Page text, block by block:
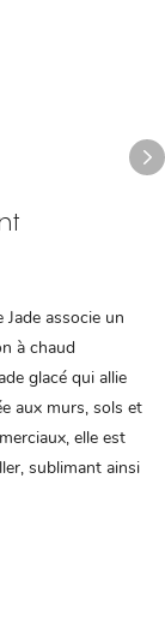
associe un
à chaud
glacé qui allie
aux murs, sols et
elle est
sublimant ainsi